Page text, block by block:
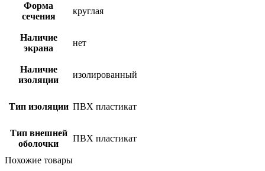
Форма
сечения
круглая
Наличие
экрана
нет
Наличие
изоляции
изолированный
Тип изоляции ПВХ пластикат
Тип внешней
оболочки
ПВХ пластикат
Похожие товары